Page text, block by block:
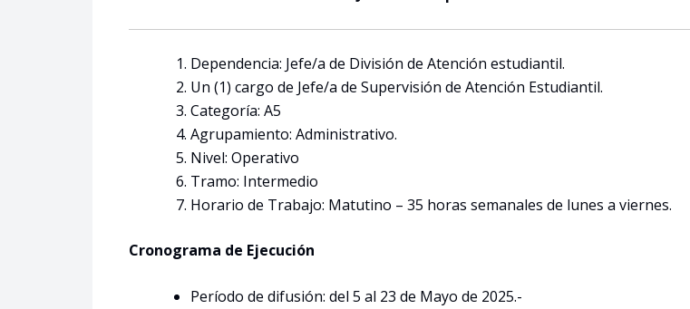
Dependencia: Jefe/a de División de Atención estudiantil.
Un (1) cargo de Jefe/a de Supervisión de Atención Estudiantil.
Categoría: A5
Agrupamiento: Administrativo.
Nivel: Operativo
Tramo: Intermedio
Horario de Trabajo: Matutino – 35 horas semanales de lunes a viernes.
Cronograma de Ejecución
Período de difusión: del 5 al 23 de Mayo de 2025.-